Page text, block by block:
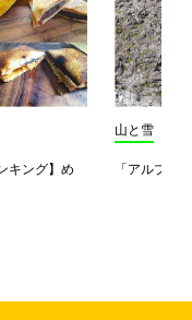
キング】め
山と雪
「アルプス